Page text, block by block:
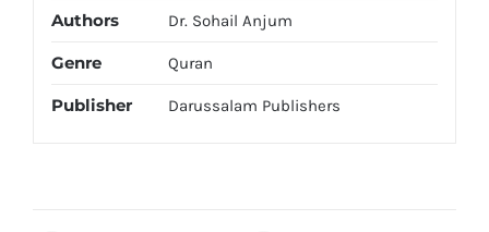
Authors Dr. Sohail Anjum
Genre Quran
Publisher Darussalam Publishers